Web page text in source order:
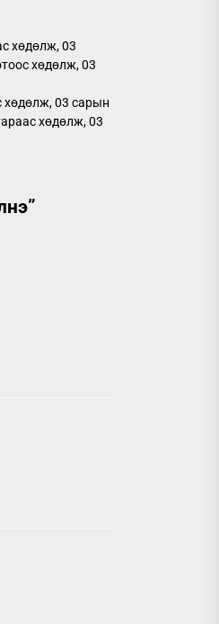
хөдөлж, 03
хөдөлж, 03
хөдөлж, 03 сарын
хөдөлж, 03
”